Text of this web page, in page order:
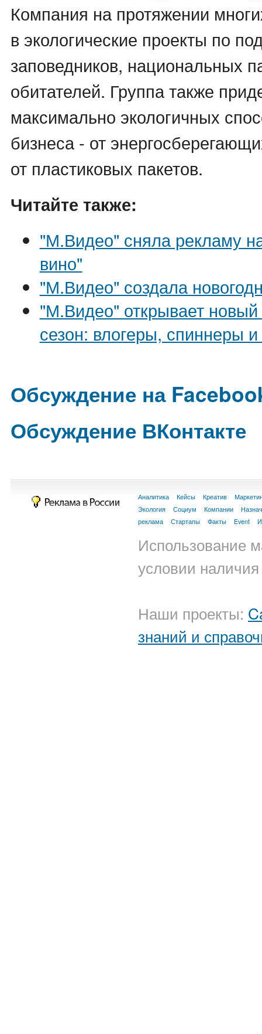
Компания на протяжении
в экологические проекты по
заповедников, национальных
обитателей. Группа также
максимально экологичных
бизнеса - от
от пластиковых пакетов.
Читайте также:
"М.Видео" сняла рекламу
вино"
"М.Видео" создала
"М.Видео" открывает
сезон: влогеры, спиннеры
Обсуждение на
Обсуждение ВКонтакте
Аналитика Кейсы Креатив
Экология
Социум Компании
реклама
Стартапы Факты Event
Использование
условии
Наши проекты:
знаний и